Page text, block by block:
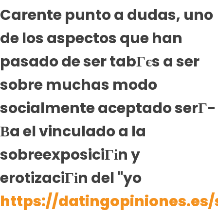
Carente punto a dudas, uno
de los aspectos que han
pasado de ser tabГєs a ser
sobre muchas modo
socialmente aceptado serГ­
В­a el vinculado a la
sobreexposiciГіn y
erotizaciГіn del "yo
https://